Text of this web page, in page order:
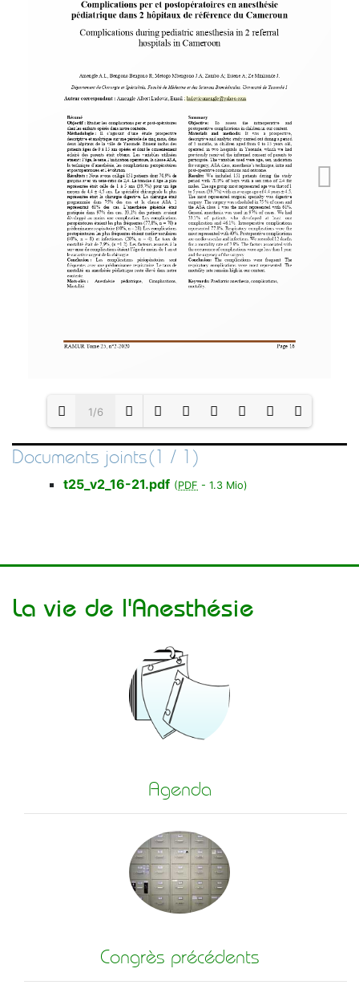
Loading PDF 74% ...
1/6
Documents joints(1 / 1)
t25_v2_16-21.pdf (PDF - 1.3 Mio)
La vie de l'Anesthésie
Agenda
Congrès précédents